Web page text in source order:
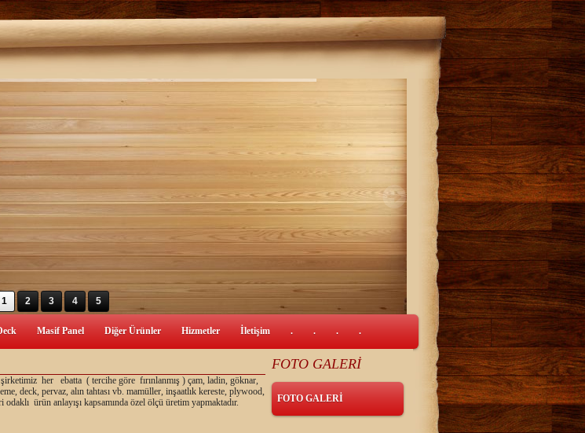
1 2 3 4 5
Masif Panel Diğer Ürünler Hizmetler İletişim . . . .
her ebatta ( tercihe göre fırınlanmış ) çam, ladin, göknar,
deck, pervaz, alın tahtası vb. mamüller, inşaatlık kereste, plywood,
odaklı ürün anlayışı kapsamında özel ölçü üretim yapmaktadır.
FOTO GALERİ
FOTO GALERİ